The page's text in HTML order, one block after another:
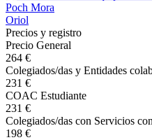
Poch Mora
Oriol
Precios y registro
Precio General
264 €
Colegiados/das y Entidades
231 €
COAC Estudiante
231 €
Colegiados/das con Servicios
198 €